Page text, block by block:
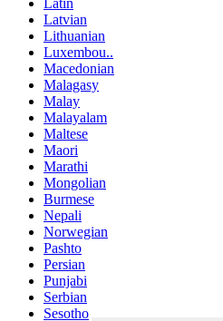
Latin
Latvian
Lithuanian
Luxembou..
Macedonian
Malagasy
Malay
Malayalam
Maltese
Maori
Marathi
Mongolian
Burmese
Nepali
Norwegian
Pashto
Persian
Punjabi
Serbian
Sesotho